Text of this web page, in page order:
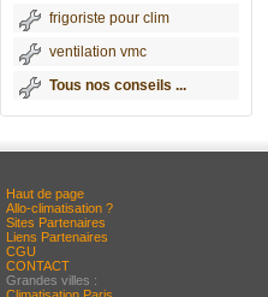
frigoriste pour clim
ventilation vmc
Tous nos conseils ...
Haut de page
Allo-climatisation ?
Sites Partenaires
Liens Partenaires
CGU
CONTACT
Grandes villes :